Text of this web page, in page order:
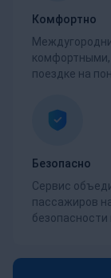
Комфортно
комфортными,
поездке на
Безопасно
Сервис
пассажиров
безопасности